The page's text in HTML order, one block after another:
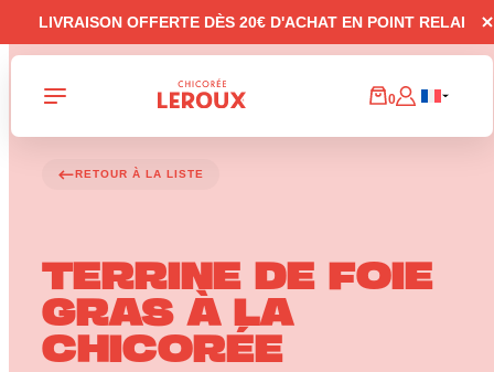
LIVRAISON OFFERTE DÈS 20€ D'ACHAT EN POINT RELAI
0
RETOUR À LA LISTE
TERRINE DE FOIE
GRAS À LA
CHICORÉE
Panneau de gestion des cookies